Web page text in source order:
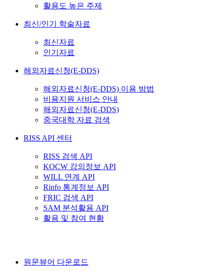
활용도 높은 주제
최신/인기 학술자료
최신자료
인기자료
해외자료신청(E-DDS)
해외자료신청(E-DDS) 이용 방법
비용지원 서비스 안내
해외자료신청(E-DDS)
중국대학 자료 검색
RISS API 센터
RISS 검색 API
KOCW 강의정보 API
WILL 연계 API
Rinfo 통계정보 API
FRIC 검색 API
SAM 분석활용 API
활용 및 참여 현황
원문뷰어 다운로드